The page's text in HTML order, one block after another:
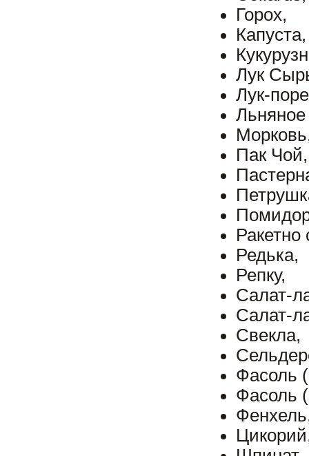
Горох,
Капуста,
Лук
Лук-
Пак Чой,
Ракетно
Редька,
Репку,
Салат-
Салат-
Свекла,
Фасоль
Фасоль